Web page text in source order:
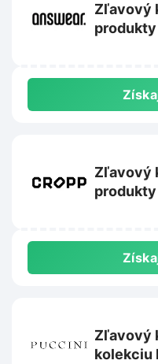
Zľavový
produkty
Zľavový
produkty
Zľavový
kolekciu